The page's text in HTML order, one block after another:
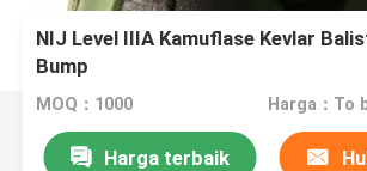
NIJ Level IIIA Kamuflase Kevlar
Bump
MOQ：1000
Harga terbaik